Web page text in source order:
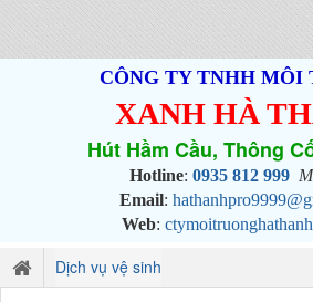
CÔNG TY TNHH MÔI
XANH HÀ
Hút Hầm Cầu, Thông
Hotline: 0935 812 999
Email:
Web:
Dịch vụ vệ sinh